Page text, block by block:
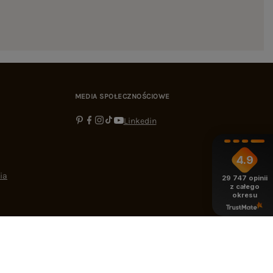
MEDIA SPOŁECZNOŚCIOWE
Linkedin
4.9
29 747 opinii
z całego
okresu